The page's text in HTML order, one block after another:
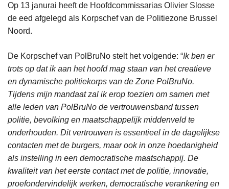
Op 13 janurai heeft de Hoofdcommissarias Olivier Slosse
de eed afgelegd als Korpschef van de Politiezone Brussel
Noord.
De Korpschef van PolBruNo stelt het volgende: “Ik ben er
trots op dat ik aan het hoofd mag staan van het creatieve
en dynamische politiekorps van de Zone PolBruNo.
Tijdens mijn mandaat zal ik erop toezien om samen met
alle leden van PolBruNo de vertrouwensband tussen
politie, bevolking en maatschappelijk middenveld te
onderhouden. Dit vertrouwen is essentieel in de dagelijkse
contacten met de burgers, maar ook in onze hoedanigheid
als instelling in een democratische maatschappij. De
kwaliteit van het eerste contact met de politie, innovatie,
proefondervindelijk werken, democratische verankering en